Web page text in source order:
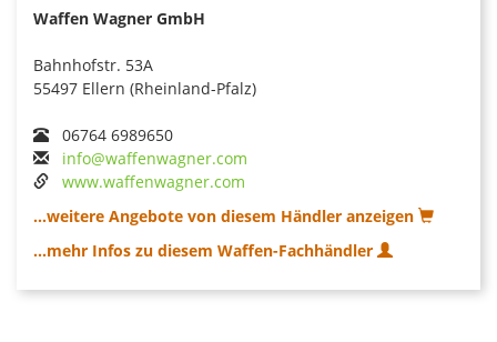
Waffen Wagner GmbH
Bahnhofstr. 53A
55497 Ellern (Rheinland-Pfalz)
06764 6989650
info@waffenwagner.com
www.waffenwagner.com
...weitere Angebote von diesem Händler anzeigen
...mehr Infos zu diesem Waffen-Fachhändler